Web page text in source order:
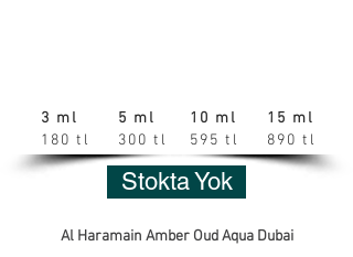
3 ml
180 tl
5 ml
300 tl
10 ml
595 tl
15 ml
890 tl
Stokta Yok
Al Haramain Amber Oud Aqua Dubai